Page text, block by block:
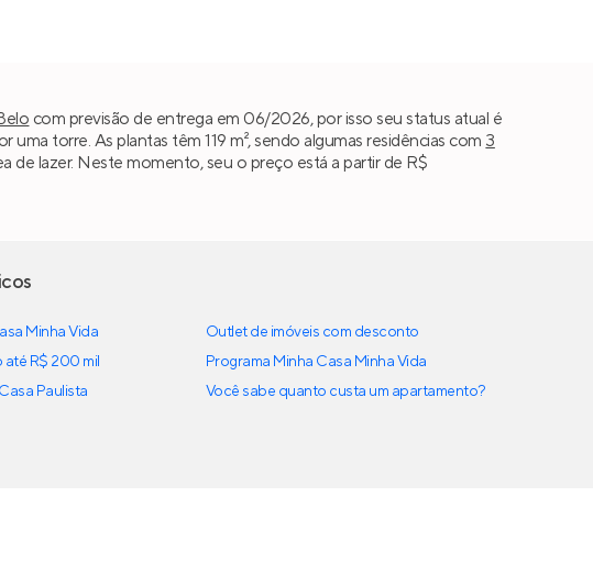
com previsão de entrega em 06/2026, por isso seu status atual é
torre. As plantas têm 119 m², sendo algumas residências com 3
de lazer. Neste momento, seu o preço está a partir de R$
Minha Vida
R$ 200 mil
Paulista
Outlet de imóveis com desconto
Programa Minha Casa Minha Vida
Você sabe quanto custa um apartamento?